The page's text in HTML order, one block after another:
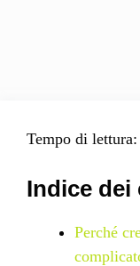
Tempo di
Indice
Perché